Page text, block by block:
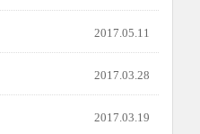
2017.05.11
2017.03.28
2017.03.19